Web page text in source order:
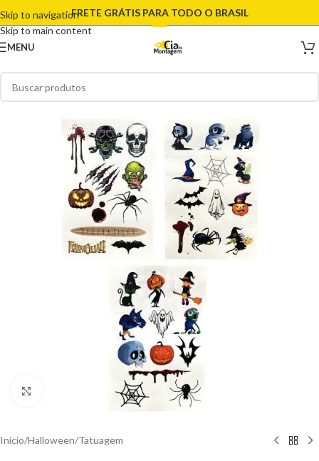
Skip to navigation
Skip to main content
FRETE GRÁTIS PARA TODO O BRASIL
MENU
Clique para ampliar
Início/Halloween/Tatuagem